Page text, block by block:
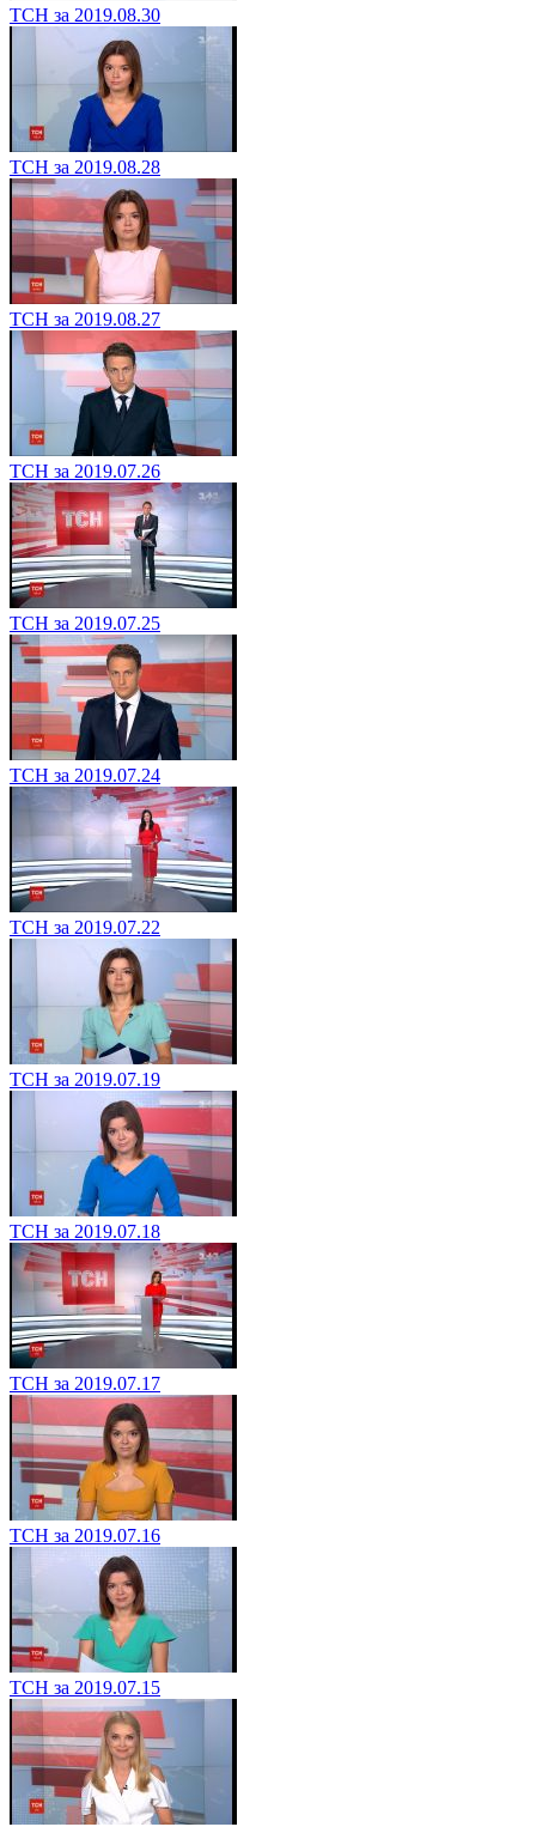
ТСН за 2019.08.30
ТСН за 2019.08.28
ТСН за 2019.08.27
ТСН за 2019.07.26
ТСН за 2019.07.25
ТСН за 2019.07.24
ТСН за 2019.07.22
ТСН за 2019.07.19
ТСН за 2019.07.18
ТСН за 2019.07.17
ТСН за 2019.07.16
ТСН за 2019.07.15